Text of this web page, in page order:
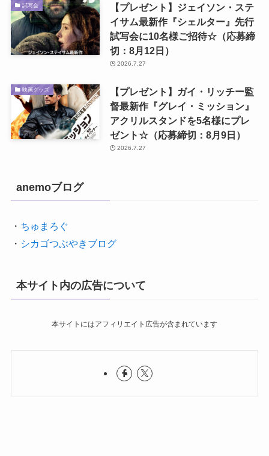
試写会
【プレゼント】ジェイソン・ステ
イサム最新作『シェルター』先行
試写会に10名様ご招待☆（応募締
切：8月12日）
2026.7.27
映画グッズ
【プレゼント】ガイ・リッチー監
督最新作『グレイ・ミッション』
アクリルスタンドを5名様にプレ
ゼント☆（応募締切：8月9日）
2026.7.27
anemoブログ
・ ちゅまろぐ
・ シカゴつぶやきブログ
本サイト内の広告について
本サイトにはアフィリエイト広告が含まれています